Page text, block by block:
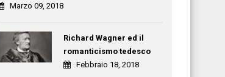
Marzo 09, 2018
Richard Wagner ed il
romanticismo tedesco
Febbraio 18, 2018